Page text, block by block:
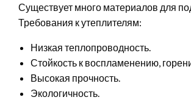
Существует много материалов для
Требования к утеплителям:
Низкая теплопроводность.
Стойкость к воспламенению,
Высокая прочность.
Экологичность.